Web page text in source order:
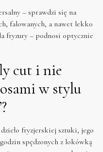
– sprawdzi się na
falowanych, a nawet lekko
fryzury – podnosi optycznie
cut i nie
w stylu
fryzjerskiej sztuki, jego
spędzonych z lokówką